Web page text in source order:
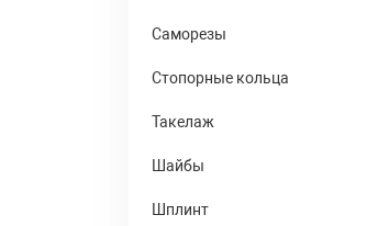
Саморезы
Стопорные кольца
Такелаж
Шайбы
Шплинт